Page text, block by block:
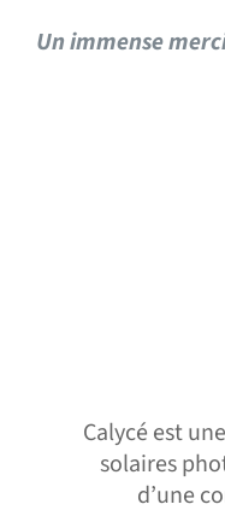
Un immense
Calycé est
solaires
d’une